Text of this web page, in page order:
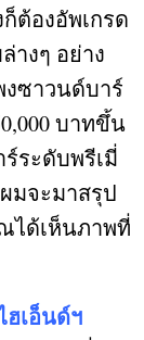
ต้องอัพเกรด
างๆ อย่าง
ซาวนด์บาร์
บาทขึ้น
ระดับพรีเมี่
มจะมาสรุป
ได้เห็นภาพที่
ฮเอ็นด์ฯ